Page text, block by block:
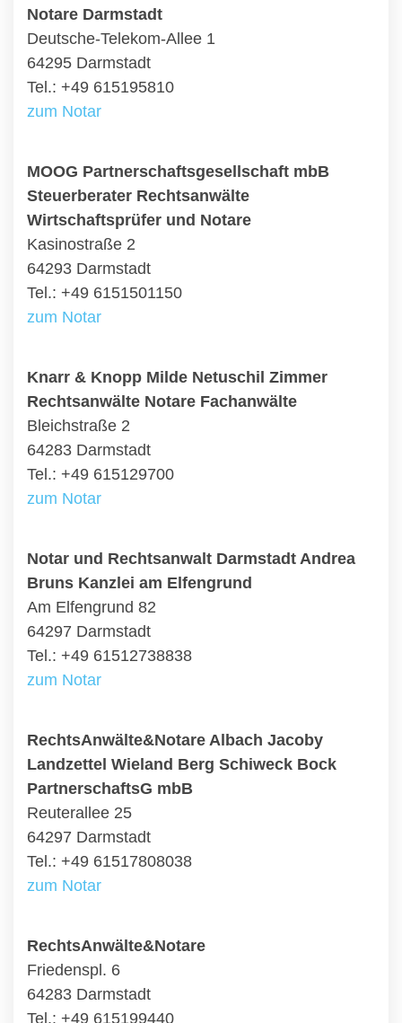
Notare Darmstadt
Deutsche-Telekom-Allee 1
64295 Darmstadt
Tel.: +49 615195810
zum Notar
MOOG Partnerschaftsgesellschaft mbB
Steuerberater Rechtsanwälte
Wirtschaftsprüfer und Notare
Kasinostraße 2
64293 Darmstadt
Tel.: +49 6151501150
zum Notar
Knarr & Knopp Milde Netuschil Zimmer
Rechtsanwälte Notare Fachanwälte
Bleichstraße 2
64283 Darmstadt
Tel.: +49 615129700
zum Notar
Notar und Rechtsanwalt Darmstadt Andrea
Bruns Kanzlei am Elfengrund
Am Elfengrund 82
64297 Darmstadt
Tel.: +49 61512738838
zum Notar
RechtsAnwälte&Notare Albach Jacoby
Landzettel Wieland Berg Schiweck Bock
PartnerschaftsG mbB
Reuterallee 25
64297 Darmstadt
Tel.: +49 61517808038
zum Notar
RechtsAnwälte&Notare
Friedenspl. 6
64283 Darmstadt
Tel.: +49 615199440